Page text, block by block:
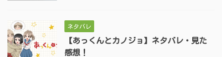
ネタバレ
【あっくんとカノジョ】ネタバレ・見た
感想！